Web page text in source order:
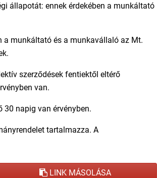
állapotát: ennek érdekében a munkáltató
a munkáltató és a munkavállaló az Mt.
szerződések fentiektől eltérő
van.
30 napig van érvényben.
tartalmazza. A
LINK MÁSOLÁSA